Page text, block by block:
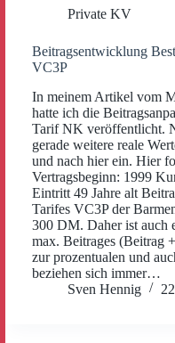
Private KV
Beitragsentwicklung
VC3P
In meinem Artikel vom
hatte ich die
Tarif NK veröffentlicht.
gerade weitere reale
und nach hier ein. Hier
Vertragsbeginn: 1999
Eintritt 49 Jahre alt
Tarifes VC3P der
300 DM. Daher ist auch
max. Beitrages (Beitrag
zur prozentualen und
beziehen sich immer…
Sven Hennig